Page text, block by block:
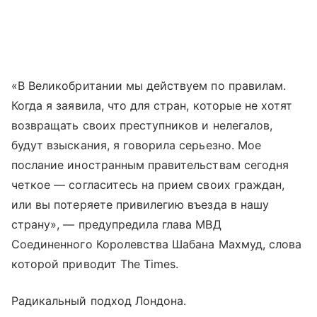
«В Великобритании мы действуем по правилам.
Когда я заявила, что для стран, которые не хотят
возвращать своих преступников и нелегалов,
будут взыскания, я говорила серьезно. Мое
послание иностранным правительствам сегодня
четкое — согласитесь на прием своих граждан,
или вы потеряете привилегию въезда в нашу
страну», — предупредила глава МВД
Соединенного Королевства Шабана Махмуд, слова
которой приводит The Times.
Радикальный подход Лондона.